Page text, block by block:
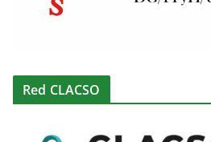
Red CLACSO